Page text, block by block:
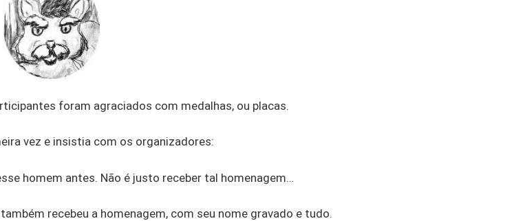
foram agraciados com medalhas, ou placas.
vez e insistia com os organizadores:
homem antes. Não é justo receber tal homenagem…
recebeu a homenagem, com seu nome gravado e tudo.